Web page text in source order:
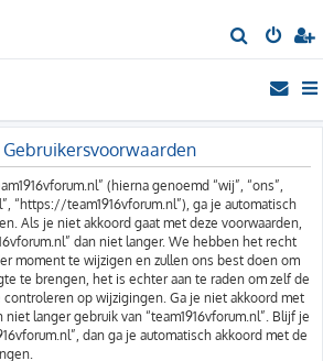
o
Gebruikersvoorwaarden
(hierna genoemd “wij”, “ons”,
“https://team1916vforum.nl”), ga je automatisch
Als je niet akkoord gaat met deze voorwaarden,
dan niet langer. We hebben het recht
moment te wijzigen en zullen ons best doen om
te brengen, het is echter aan te raden om zelf de
op wijzigingen. Ga je niet akkoord met
langer gebruik van “team1916vforum.nl”. Blijf je
dan ga je automatisch akkoord met de